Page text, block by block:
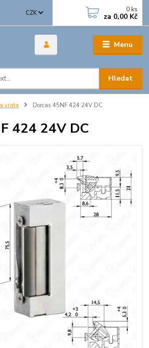
Menu
CZK
Hledat
0 ks
za 0,00 Kč
vrata Dorcas 45NF 424 24V DC
424 24V DC